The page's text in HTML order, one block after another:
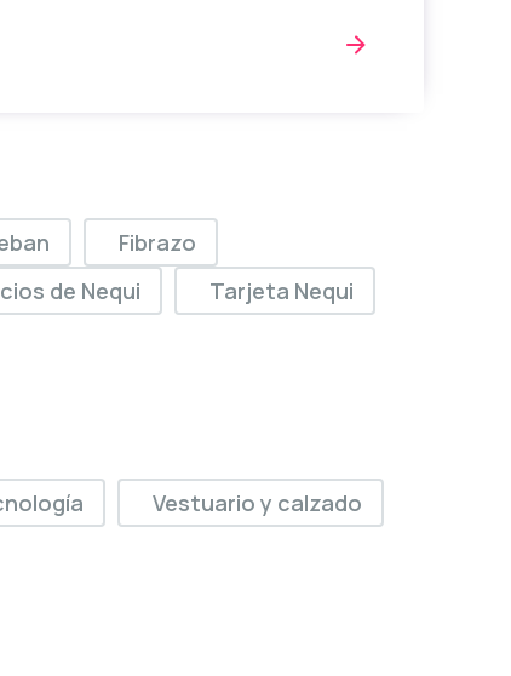
Fibrazo
de Nequi
Tarjeta Nequi
Vestuario y calzado